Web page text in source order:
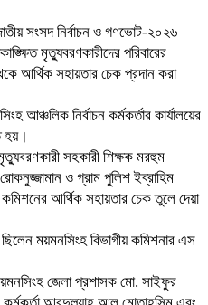
সংসদ নির্বাচন ও গণভোট-২০২৬
মৃত্যুবরণকারীদের পরিবারের
আর্থিক সহায়তার চেক প্রদান করা
আঞ্চলিক নির্বাচন কর্মকর্তার কার্যালয়ের
হয়।
সহকারী শিক্ষক মরহুম
ও গ্রাম পুলিশ ইব্রাহিম
কমিশনের আর্থিক সহায়তার চেক তুলে দেয়া
ময়মনসিংহ বিভাগীয় কমিশনার এস
জেলা প্রশাসক মো. সাইফুর